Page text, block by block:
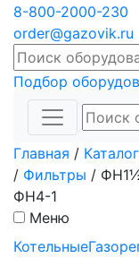
8-800-2000-230
order@gazovik.ru
Подбор
Главная /
/ Фильтры /
ФН4-1
Меню
Котельные